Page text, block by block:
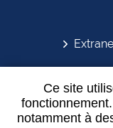
Ce site
notamment à